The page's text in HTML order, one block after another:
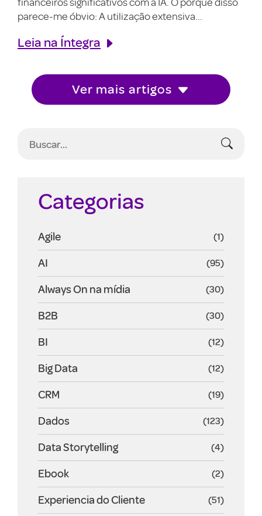
financeiros significativos com a IA. O porquê disso
parece-me óbvio: A utilização extensiva...
Leia na Íntegra
Ver mais artigos
Categorias
Agile (1)
AI (95)
Always On na mídia (30)
B2B (30)
BI (12)
Big Data (12)
CRM (19)
Dados (123)
Data Storytelling (4)
Ebook (2)
Experiencia do Cliente (51)